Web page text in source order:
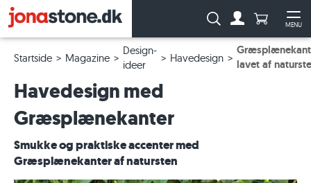
MENU
Søg: Antal
Startside Magazine
Design-
ideer
Havedesign
lavet af
Havedesign med
Græsplænekanter
Smukke og praktiske accenter med
Græsplænekanter af natursten